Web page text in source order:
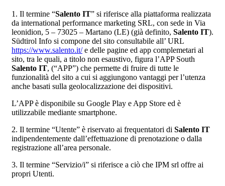
1. Il termine “Salento IT” si riferisce alla piattaforma realizzata
da international performance marketing SRL, con sede in Via
leonidion, 5 – 73025 – Martano (LE) (già definito, Salento IT).
Südtirol Info si compone del sito consultabile all’ URL
https://www.salento.it/e delle pagine ed app complemetari al
sito, tra le quali, a titolo non esaustivo, figura l’APP South
Salento IT, (“APP”) che permette di fruire di tutte le
funzionalità del sito a cui si aggiungono vantaggi per l’utenza
anche basati sulla geolocalizzazione dei dispositivi.
L’APP è disponibile su Google Play e App Store ed è
utilizzabile mediante smartphone.
2. Il termine “Utente” è riservato ai frequentatori di Salento IT
indipendentemente dall’effettuazione di prenotazione o dalla
registrazione all’area personale.
3. Il termine “Servizio/i” si riferisce a ciò che IPM srl offre ai
propri Utenti.